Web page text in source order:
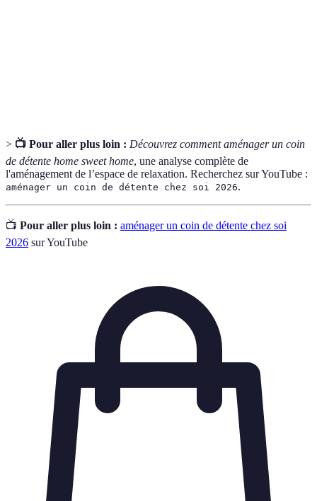
> 📺 Pour aller plus loin : Découvrez comment aménager un coin
de détente home sweet home, une analyse complète de
l'aménagement de l’espace de relaxation. Recherchez sur YouTube :
aménager un coin de détente chez soi 2026.
📺 Pour aller plus loin : aménager un coin de détente chez soi
2026 sur YouTube